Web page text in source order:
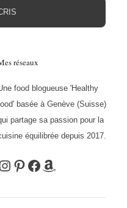
réseaux
food blogueuse 'Healthy
basée à Genève (Suisse)
partage sa passion pour la
équilibrée depuis 2017.
Instagram
Pinterest
Facebook
Amazon